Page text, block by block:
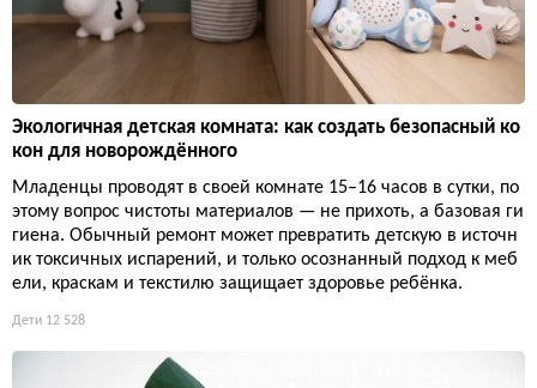
Экологичная детская комната: как создать безопасный ко
кон для новорождённого
Младенцы проводят в своей комнате 15–16 часов в сутки, по
этому вопрос чистоты материалов — не прихоть, а базовая ги
гиена. Обычный ремонт может превратить детскую в источн
ик токсичных испарений, и только осознанный подход к меб
ели, краскам и текстилю защищает здоровье ребёнка.
Дети 12 528